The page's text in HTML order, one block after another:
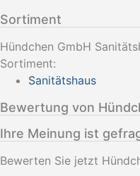
Sortiment
Hündchen GmbH
Sortiment:
Sanitätshaus
Bewertung von
Ihre Meinung ist
Bewerten Sie jetzt